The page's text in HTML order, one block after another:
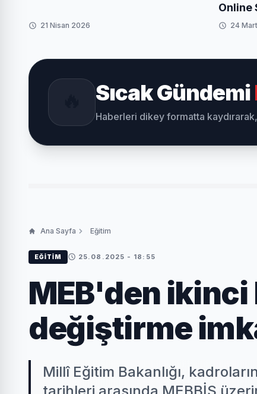
21 Nisan 2026
Online
24
Sıcak Gündemi
Haberleri dikey formatta kaydırarak,
Ana Sayfa Eğitim
EĞITIM 25.08.2025 - 18:55
MEB'den ikinci
değiştirme
Millî Eğitim Bakanlığı,